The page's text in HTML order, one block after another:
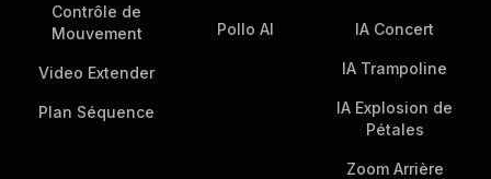
Contrôle de
Mouvement
Video Extender
Plan Séquence
Pollo AI IA Concert
IA Trampoline
IA Explosion de
Pétales
Zoom Arrière